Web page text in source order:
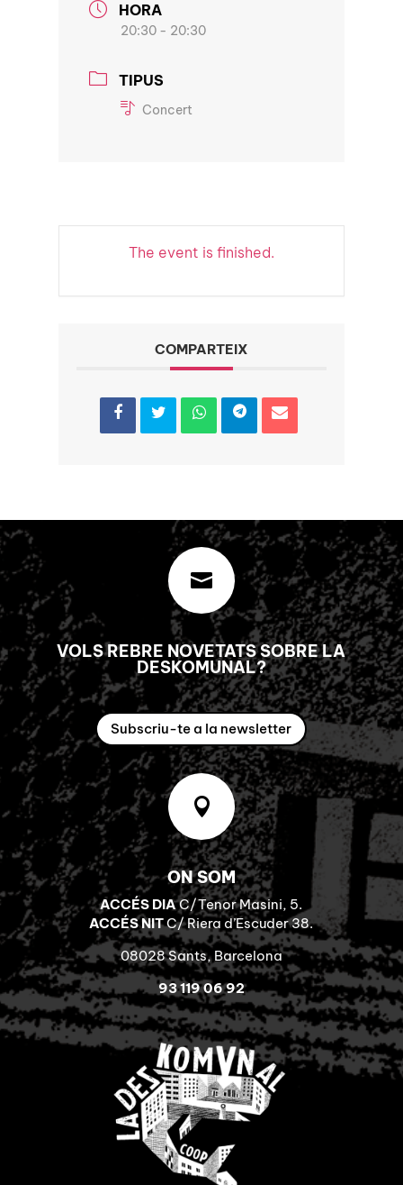
HORA
20:30 - 20:30
TIPUS
Concert
The event is finished.
COMPARTEIX

VOLS REBRE NOVETATS SOBRE LA
DESKOMUNAL?
Subscriu-te a la newsletter

ON SOM
ACCÉS DIAC/Tenor Masini, 5.
ACCÉS NITC/ Riera d’Escuder 38.
08028 Sants, Barcelona
93 119 06 92